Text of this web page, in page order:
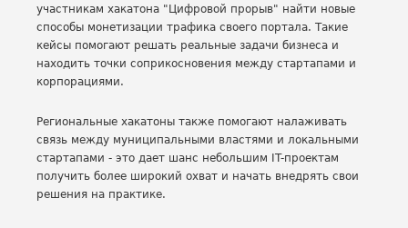
участникам хакатона "Цифровой прорыв" найти новые
способы монетизации трафика своего портала. Такие
кейсы помогают решать реальные задачи бизнеса и
находить точки соприкосновения между стартапами и
корпорациями.
Региональные хакатоны также помогают налаживать
связь между муниципальными властями и локальными
стартапами - это дает шанс небольшим IT-проектам
получить более широкий охват и начать внедрять свои
решения на практике.